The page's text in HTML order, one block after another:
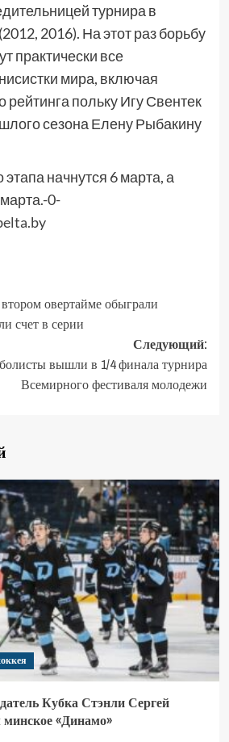
турнира в
2016). На этот раз борьбу
практически все
мира, включая
польку Игу Свентек
сезона Елену Рыбакину
начнутся 6 марта, а
0-
овертайме обыграли
счет в серии
Следующий:
вышли в 1/4 финала турнира
Всемирного фестиваля молодежи
Кубка Стэнли Сергей
«Динамо»